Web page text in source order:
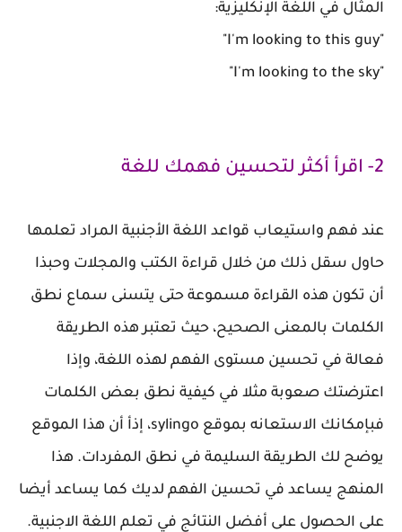
المثال في اللغة الإنكليزية:
"I'm looking to this guy"
"I'm looking to the sky"
2- اقرأ أكثر لتحسين فهمك للغة
عند فهم واستيعاب قواعد اللغة الأجنبية المراد تعلمها
حاول سقل ذلك من خلال قراءة الكتب والمجلات وحبذا
أن تكون هذه القراءة مسموعة حتى يتسنى سماع نطق
الكلمات بالمعنى الصحيح، حيث تعتبر هذه الطريقة
فعالة في تحسين مستوى الفهم لهذه اللغة، وإذا
اعترضتك صعوبة مثلا في كيفية نطق بعض الكلمات
فبإمكانك الاستعانه بموقع sylingo، إذأ أن هذا الموقع
يوضح لك الطريقة السليمة في نطق المفردات. هذا
المنهج يساعد في تحسين الفهم لديك كما يساعد أيضا
على الحصول على أفضل النتائج في تعلم اللغة الاجنبية.